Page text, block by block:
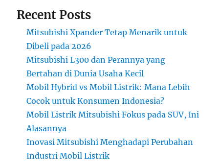
Recent Posts
Mitsubishi Xpander Tetap Menarik untuk
Dibeli pada 2026
Mitsubishi L300 dan Perannya yang
Bertahan di Dunia Usaha Kecil
Mobil Hybrid vs Mobil Listrik: Mana Lebih
Cocok untuk Konsumen Indonesia?
Mobil Listrik Mitsubishi Fokus pada SUV, Ini
Alasannya
Inovasi Mitsubishi Menghadapi Perubahan
Industri Mobil Listrik